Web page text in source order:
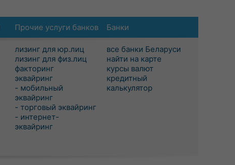
Прочие услуги банков
лизинг для юр.лиц
лизинг для физ.лиц
факторинг
эквайринг
- мобильный
эквайринг
- торговый эквайринг
- интернет-
эквайринг
Банки
все банки Беларуси
найти на карте
курсы валют
кредитный
калькулятор